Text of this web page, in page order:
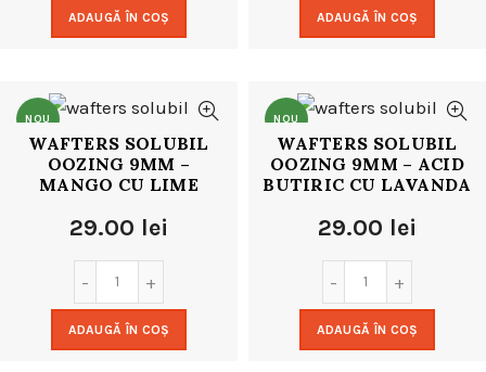
ADAUGĂ ÎN COȘ ADAUGĂ ÎN COȘ
NOU
WAFTERS SOLUBIL
OOZING 9MM –
MANGO CU LIME
29.00 lei
ADAUGĂ ÎN COȘ
NOU
WAFTERS SOLUBIL
OOZING 9MM – ACID
BUTIRIC CU LAVANDA
29.00 lei
ADAUGĂ ÎN COȘ